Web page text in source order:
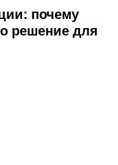
почему
решение для